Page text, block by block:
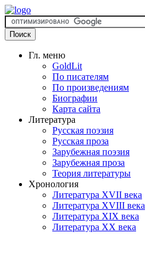
Гл. меню
GoldLit
По писателям
По произведениям
Биографии
Карта сайта
Литература
Русская поэзия
Русская проза
Зарубежная поэзия
Зарубежная проза
Теория литературы
Хронология
Литература XVII века
Литература XVIII века
Литература XIX века
Литература XX века